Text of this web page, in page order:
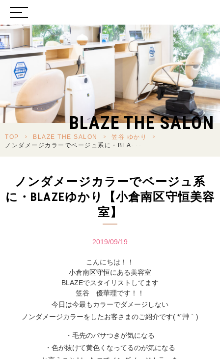
BLAZE THE SALON
TOP > BLAZE THE SALON > 笠谷 ゆかり
>
ノンダメージカラーでベージュ系に・BLA･･･
ノンダメージカラーでベージュ系
に・BLAZEゆかり【小倉南区守恒美容
室】
2019/09/19
こんにちは！！
小倉南区守恒にある美容室
BLAZEでスタイリストしてます
笠谷 優華理です！！
今日は今最もカラーでダメージしない
ノンダメージカラーをしたお客さまのご紹介です( *´艸｀)
・毛先のパサつきが気になる
・色が抜けて黄色くなってるのが気になる